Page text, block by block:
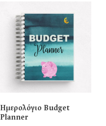
Ημερολόγιο Budget
Planner